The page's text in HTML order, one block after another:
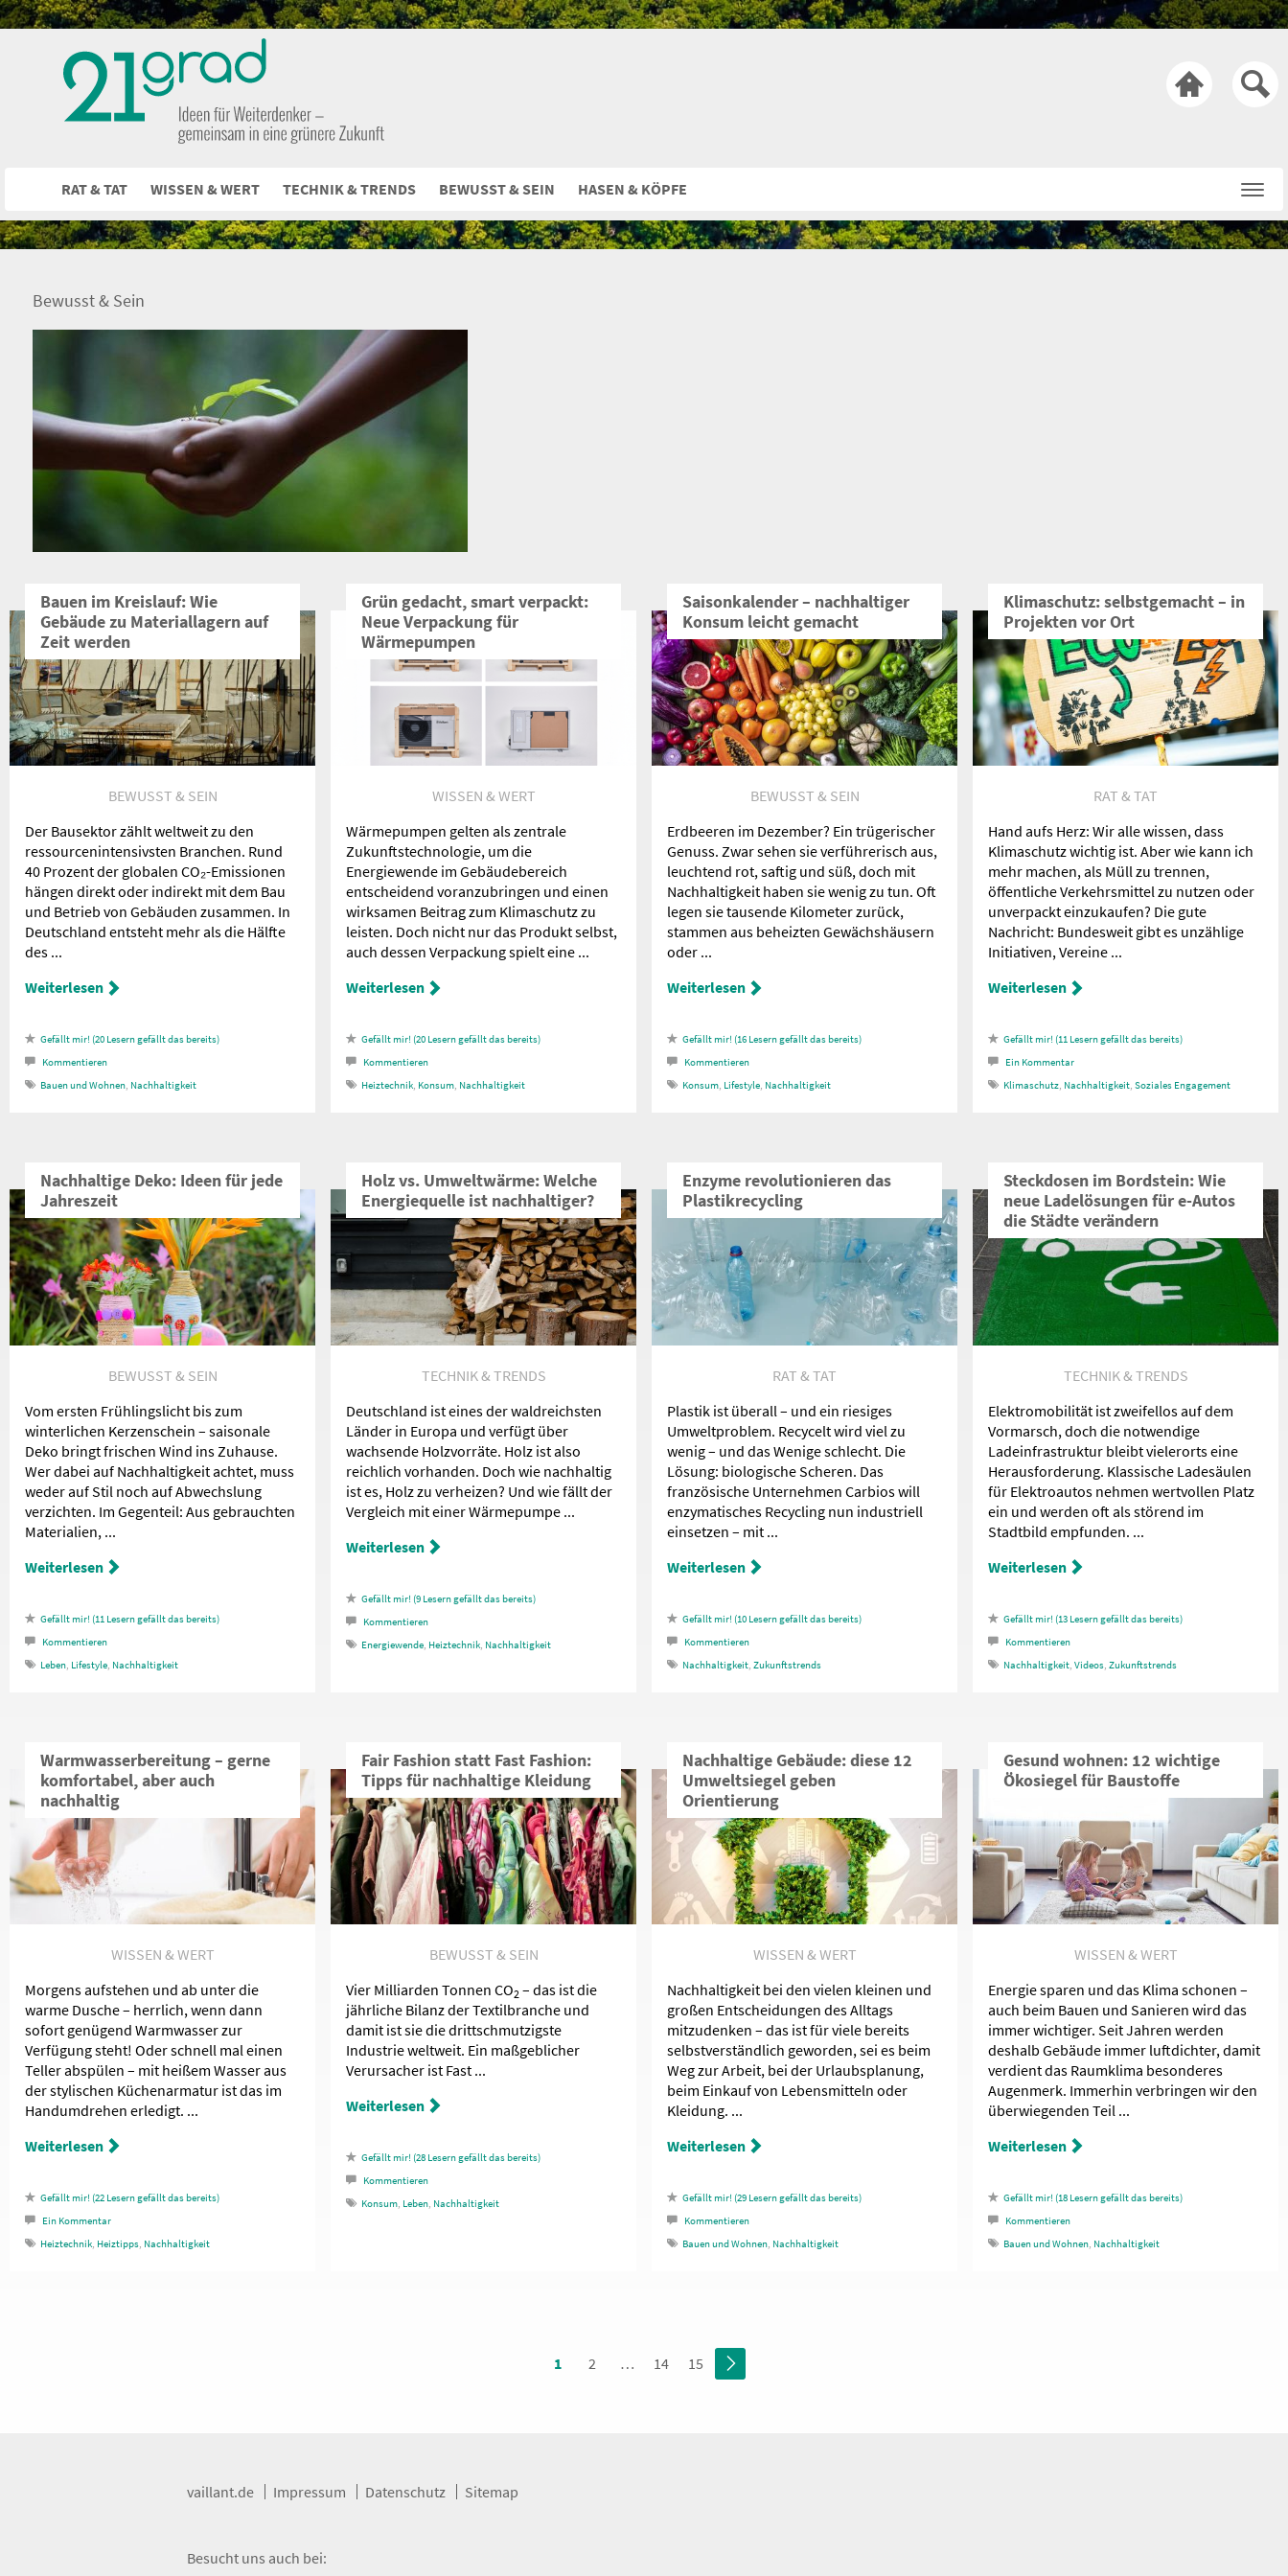

RAT & TAT WISSEN & WERT TECHNIK & TRENDS BEWUSST & SEIN HASEN & KÖPFE
Über uns
Bewusst & Sein
Bauen im Kreislauf: Wie
Gebäude zu Materiallagern auf
Zeit werden
BEWUSST & SEIN
Der Bausektor zählt weltweit zu den
ressourcenintensivsten Branchen. Rund
40 Prozent der globalen CO₂-Emissionen
hängen direkt oder indirekt mit dem Bau
und Betrieb von Gebäuden zusammen. In
Deutschland entsteht mehr als die Hälfte
des ...
Weiterlesen
20 Lesern gefällt das
Kommentieren
Bauen und Wohnen, Nachhaltigkeit
Grün gedacht, smart verpackt:
Neue Verpackung für
Wärmepumpen
WISSEN & WERT
Wärmepumpen gelten als zentrale
Zukunftstechnologie, um die
Energiewende im Gebäudebereich
entscheidend voranzubringen und einen
wirksamen Beitrag zum Klimaschutz zu
leisten. Doch nicht nur das Produkt selbst,
auch dessen Verpackung spielt eine ...
Weiterlesen
20 Lesern gefällt das
Kommentieren
Heiztechnik, Konsum, Nachhaltigkeit
Saisonkalender – nachhaltiger
Konsum leicht gemacht
BEWUSST & SEIN
Erdbeeren im Dezember? Ein trügerischer
Genuss. Zwar sehen sie verführerisch aus,
leuchtend rot, saftig und süß, doch mit
Nachhaltigkeit haben sie wenig zu tun. Oft
legen sie tausende Kilometer zurück,
stammen aus beheizten Gewächshäusern
oder ...
Weiterlesen
16 Lesern gefällt das
Kommentieren
Konsum, Lifestyle, Nachhaltigkeit
Klimaschutz: selbstgemacht – in
Projekten vor Ort
RAT & TAT
Hand aufs Herz: Wir alle wissen, dass
Klimaschutz wichtig ist. Aber wie kann ich
mehr machen, als Müll zu trennen,
öffentliche Verkehrsmittel zu nutzen oder
unverpackt einzukaufen? Die gute
Nachricht: Bundesweit gibt es unzählige
Initiativen, Vereine ...
Weiterlesen
11 Lesern gefällt das
Ein Kommentar
Klimaschutz, Nachhaltigkeit, Soziales Engagement
Nachhaltige Deko: Ideen für jede
Jahreszeit
BEWUSST & SEIN
Vom ersten Frühlingslicht bis zum
winterlichen Kerzenschein – saisonale
Deko bringt frischen Wind ins Zuhause.
Wer dabei auf Nachhaltigkeit achtet, muss
weder auf Stil noch auf Abwechslung
verzichten. Im Gegenteil: Aus gebrauchten
Materialien, ...
Weiterlesen
11 Lesern gefällt das
Kommentieren
Leben Lifestyle Nachhaltigkeit
Holz vs. Umweltwärme: Welche
Energiequelle ist nachhaltiger?
TECHNIK & TRENDS
Deutschland ist eines der waldreichsten
Länder in Europa und verfügt über
wachsende Holzvorräte. Holz ist also
reichlich vorhanden. Doch wie nachhaltig
ist es, Holz zu verheizen? Und wie fällt der
Vergleich mit einer Wärmepumpe ...
Weiterlesen
9 Lesern gefällt das
Kommentieren
Energiewende Heiztechnik Nachhaltigkeit
Enzyme revolutionieren das
Plastikrecycling
RAT & TAT
Plastik ist überall – und ein riesiges
Umweltproblem. Recycelt wird viel zu
wenig – und das Wenige schlecht. Die
Lösung: biologische Scheren. Das
französische Unternehmen Carbios will
enzymatisches Recycling nun industriell
einsetzen – mit ...
Weiterlesen
10 Lesern gefällt das
Kommentieren
Nachhaltigkeit Zukunftstrends
Steckdosen im Bordstein: Wie
neue Ladelösungen für e-Autos
die Städte verändern
TECHNIK & TRENDS
Elektromobilität ist zweifellos auf dem
Vormarsch, doch die notwendige
Ladeinfrastruktur bleibt vielerorts eine
Herausforderung. Klassische Ladesäulen
für Elektroautos nehmen wertvollen Platz
ein und werden oft als störend im
Stadtbild empfunden. ...
Weiterlesen
13 Lesern gefällt das
Kommentieren
Nachhaltigkeit Videos Zukunftstrends
Warmwasserbereitung – gerne
komfortabel, aber auch
nachhaltig
WISSEN & WERT
Morgens aufstehen und ab unter die
warme Dusche – herrlich, wenn dann
sofort genügend Warmwasser zur
Verfügung steht! Oder schnell mal einen
Teller abspülen – mit heißem Wasser aus
der stylischen Küchenarmatur ist das im
Handumdrehen erledigt. ...
Weiterlesen
22 Lesern gefällt das
Ein Kommentar
Heiztechnik, Heiztipps, Nachhaltigkeit
Fair Fashion statt Fast Fashion:
Tipps für nachhaltige Kleidung
BEWUSST & SEIN
Vier Milliarden Tonnen CO2 – das ist die
jährliche Bilanz der Textilbranche und
damit ist sie die drittschmutzigste
Industrie weltweit. Ein maßgeblicher
Verursacher ist Fast ...
Weiterlesen
28 Lesern gefällt das
Kommentieren
Konsum, Leben, Nachhaltigkeit
Nachhaltige Gebäude: diese 12
Umweltsiegel geben
Orientierung
WISSEN & WERT
Nachhaltigkeit bei den vielen kleinen und
großen Entscheidungen des Alltags
mitzudenken – das ist für viele bereits
selbstverständlich geworden, sei es beim
Weg zur Arbeit, bei der Urlaubsplanung,
beim Einkauf von Lebensmitteln oder
Kleidung. ...
Weiterlesen
29 Lesern gefällt das
Kommentieren
Bauen und Wohnen, Nachhaltigkeit
Gesund wohnen: 12 wichtige
Ökosiegel für Baustoffe
WISSEN & WERT
Energie sparen und das Klima schonen –
auch beim Bauen und Sanieren wird das
immer wichtiger. Seit Jahren werden
deshalb Gebäude immer luftdichter, damit
verdient das Raumklima besonderes
Augenmerk. Immerhin verbringen wir den
überwiegenden Teil ...
Weiterlesen
18 Lesern gefällt das
Kommentieren
Bauen und Wohnen, Nachhaltigkeit
1 2 … 14 15
vaillant.de Impressum Datenschutz Sitemap
Besucht uns auch bei: